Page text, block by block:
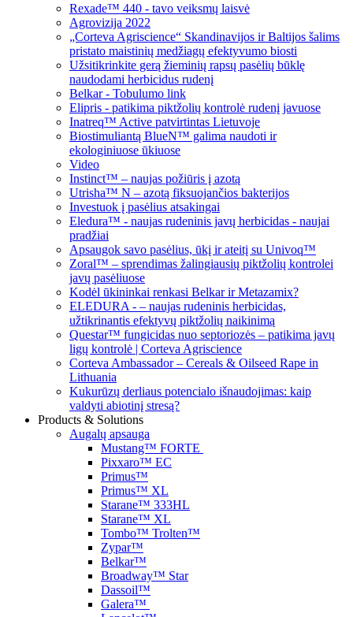
Rexade™ 440 - tavo veiksmų laisvė
Agrovizija 2022
„Corteva Agriscience“ Skandinavijos ir Baltijos šalims
pristato maistinių medžiagų efektyvumo biosti
Užsitikrinkite gerą žieminių rapsų pasėlių būklę
naudodami herbicidus rudenį
Belkar - Tobulumo link
Elipris - patikima piktžolių kontrolė rudenį javuose
Inatreq™ Active patvirtintas Lietuvoje
Biostimuliantą BlueN™ galima naudoti ir
ekologiniuose ūkiuose
Video
Instinct™ – naujas požiūris į azotą
Utrisha™ N – azotą fiksuojančios bakterijos
Investuok į pasėlius atsakingai
Eledura™ - naujas rudeninis javų herbicidas - naujai
pradžiai
Apsaugok savo pasėlius, ūkį ir ateitį su Univoq™
Zoral™ – sprendimas žalingiausių piktžolių kontrolei
javų pasėliuose
Kodėl ūkininkai renkasi Belkar ir Metazamix?
ELEDURA - – naujas rudeninis herbicidas,
užtikrinantis efektyvų piktžolių naikinimą
Questar™ fungicidas nuo septoriozės – patikima javų
ligų kontrolė | Corteva Agriscience
Corteva Ambassador – Cereals & Oilseed Rape in
Lithuania
Kukurūzų derliaus potencialo išnaudojimas: kaip
valdyti abiotinį stresą?
Products & Solutions
Augalų apsauga
Mustang™ FORTE
Pixxaro™ EC
Primus™
Primus™ XL
Starane™ 333HL
Starane™ XL
Tombo™ Trolten™
Zypar™
Belkar™
Broadway™ Star
Dassoil™
Galera™